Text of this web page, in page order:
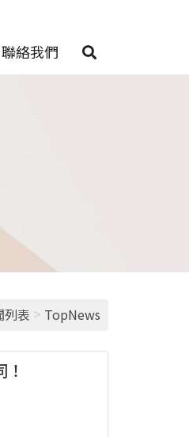
聯絡我們
列表 > TopNews